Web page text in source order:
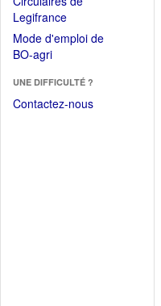
Legifrance(Ouvrir
dans
une
fenêtre)
Mode d'emploi de
BO-agri(Ouvrir
une
nouvelle
UNE DIFFICULTÉ ?
Contactez-nous